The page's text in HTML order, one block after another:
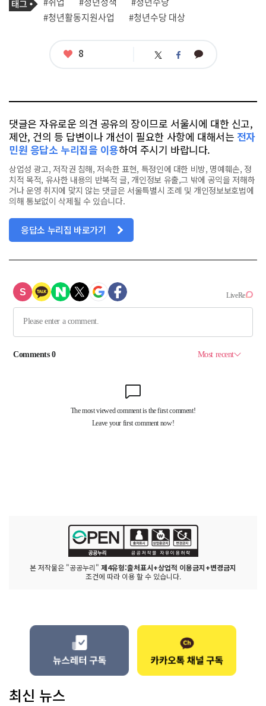
사
관
련
그
#청년활동지원사업
#청년수당 대상
좋
8 트 페 카
댓글은 자유로운 의견 공유의 장이므로 서울시에 대한 신고,
제안, 건의 등 답변이나 개선이 필요한 사항에 대해서는 전자
민원 응답소 누리집을 이용하여 주시기 바랍니다.
상업성 광고, 저작권 침해, 저속한 표현, 특정인에 대한 비방, 명예훼손, 정
치적 목적, 유사한 내용의 반복적 글, 개인정보 유출,그 밖에 공익을 저해하
거나 운영 취지에 맞지 않는 댓글은 서울특별시 조례 및 개인정보보호법에
의해 통보없이 삭제될 수 있습니다.
응답소 누리집 바로가기
본 저작물은 "공공누리" 제4유형:출처표시+상업적 이용금지+변경금지
조건에 따라 이용 할 수 있습니다.
최신 뉴스